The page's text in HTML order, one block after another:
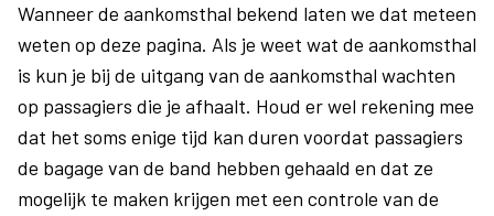
Wanneer de aankomsthal bekend laten we dat meteen
weten op deze pagina. Als je weet wat de aankomsthal
is kun je bij de uitgang van de aankomsthal wachten
op passagiers die je afhaalt. Houd er wel rekening mee
dat het soms enige tijd kan duren voordat passagiers
de bagage van de band hebben gehaald en dat ze
mogelijk te maken krijgen met een controle van de